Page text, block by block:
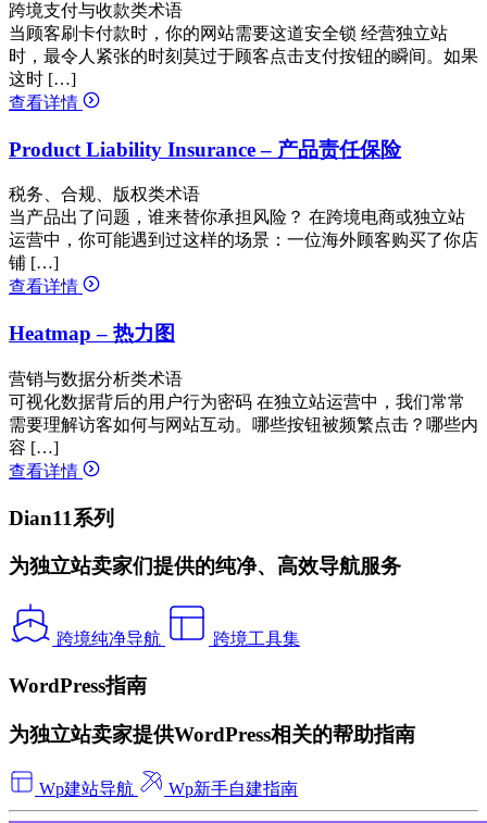
跨境支付与收款类术语
当顾客刷卡付款时，你的网站需要这道安全锁 经营独立站
时，最令人紧张的时刻莫过于顾客点击支付按钮的瞬间。如果
这时 […]
查看详情
Product Liability Insurance – 产品责任保险
税务、合规、版权类术语
当产品出了问题，谁来替你承担风险？ 在跨境电商或独立站
运营中，你可能遇到过这样的场景：一位海外顾客购买了你店
铺 […]
查看详情
Heatmap – 热力图
营销与数据分析类术语
可视化数据背后的用户行为密码 在独立站运营中，我们常常
需要理解访客如何与网站互动。哪些按钮被频繁点击？哪些内
容 […]
查看详情
Dian11系列
为独立站卖家们提供的纯净、高效导航服务
跨境纯净导航 跨境工具集
WordPress指南
为独立站卖家提供WordPress相关的帮助指南
Wp建站导航 Wp新手自建指南